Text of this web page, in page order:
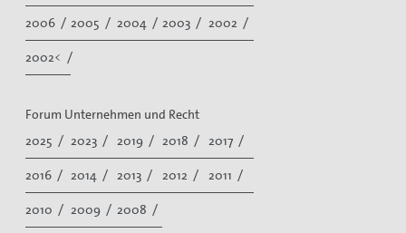
2006 / 2005 / 2004 / 2003 / 2002 /
2002< /
Forum Unternehmen und Recht
2025 / 2023 / 2019 / 2018 / 2017 /
2016 / 2014 / 2013 / 2012 / 2011 /
2010 / 2009 / 2008 /